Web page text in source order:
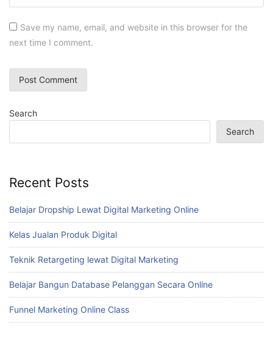
Save my name, email, and website in this browser for the
next time I comment.
Search
Search
Recent Posts
Belajar Dropship Lewat Digital Marketing Online
Kelas Jualan Produk Digital
Teknik Retargeting lewat Digital Marketing
Belajar Bangun Database Pelanggan Secara Online
Funnel Marketing Online Class